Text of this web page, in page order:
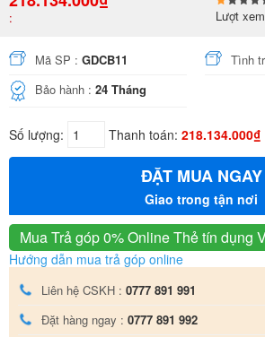
:
Lượt
Mã SP : GDCB11 Tình
Bảo hành : 24 Tháng
Số lượng: Thanh toán: 218.134.000₫
ĐẶT MUA NGAY
Giao trong tận nơi
Mua Trả góp 0% OnlineThẻ tín dụng
Hướng dẫn mua trả góp online
Liên hệ CSKH : 0777 891 991
Đặt hàng ngay : 0777 891 992